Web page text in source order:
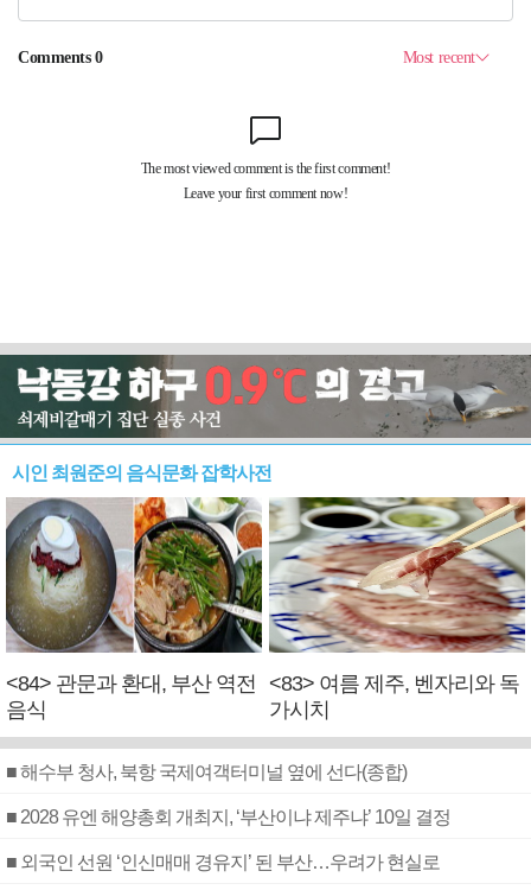
시인 최원준의 음식문화 잡학사전
<84> 관문과 환대, 부산 역전
음식
<83> 여름 제주, 벤자리와 독
가시치
■ 해수부 청사, 북항 국제여객터미널 옆에 선다(종합)
■ 2028 유엔 해양총회 개최지, ‘부산이냐 제주냐’ 10일 결정
■ 외국인 선원 ‘인신매매 경유지’ 된 부산…우려가 현실로